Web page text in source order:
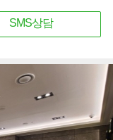
SMS상담